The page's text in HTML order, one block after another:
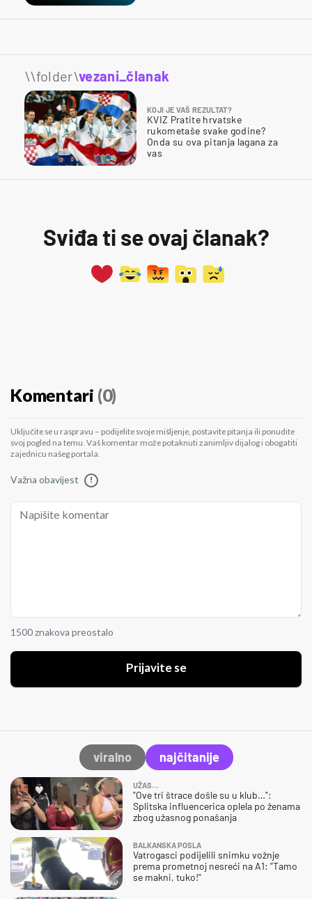
\\folder\vezani_članak
KOJI JE VAŠ REZULTAT?
KVIZ Pratite hrvatske
rukometaše svake godine?
Onda su ova pitanja lagana za
vas
Sviđa ti se ovaj članak?
Komentari (0)
Uključite se u raspravu – podijelite svoje mišljenje, postavite pitanja ili ponudite
svoj pogled na temu. Vaš komentar može potaknuti zanimljiv dijalog i obogatiti
zajednicu našeg portala.
Važna obavijest !
1500 znakova preostalo
Prijavite se
viralno najčitanije
UŽAS…
"Ove tri štrace došle su u klub…":
Splitska influencerica oplela po ženama
zbog užasnog ponašanja
BALKANSKA POSLA
Vatrogasci podijelili snimku vožnje
prema prometnoj nesreći na A1: "Tamo
se makni, tuko!"